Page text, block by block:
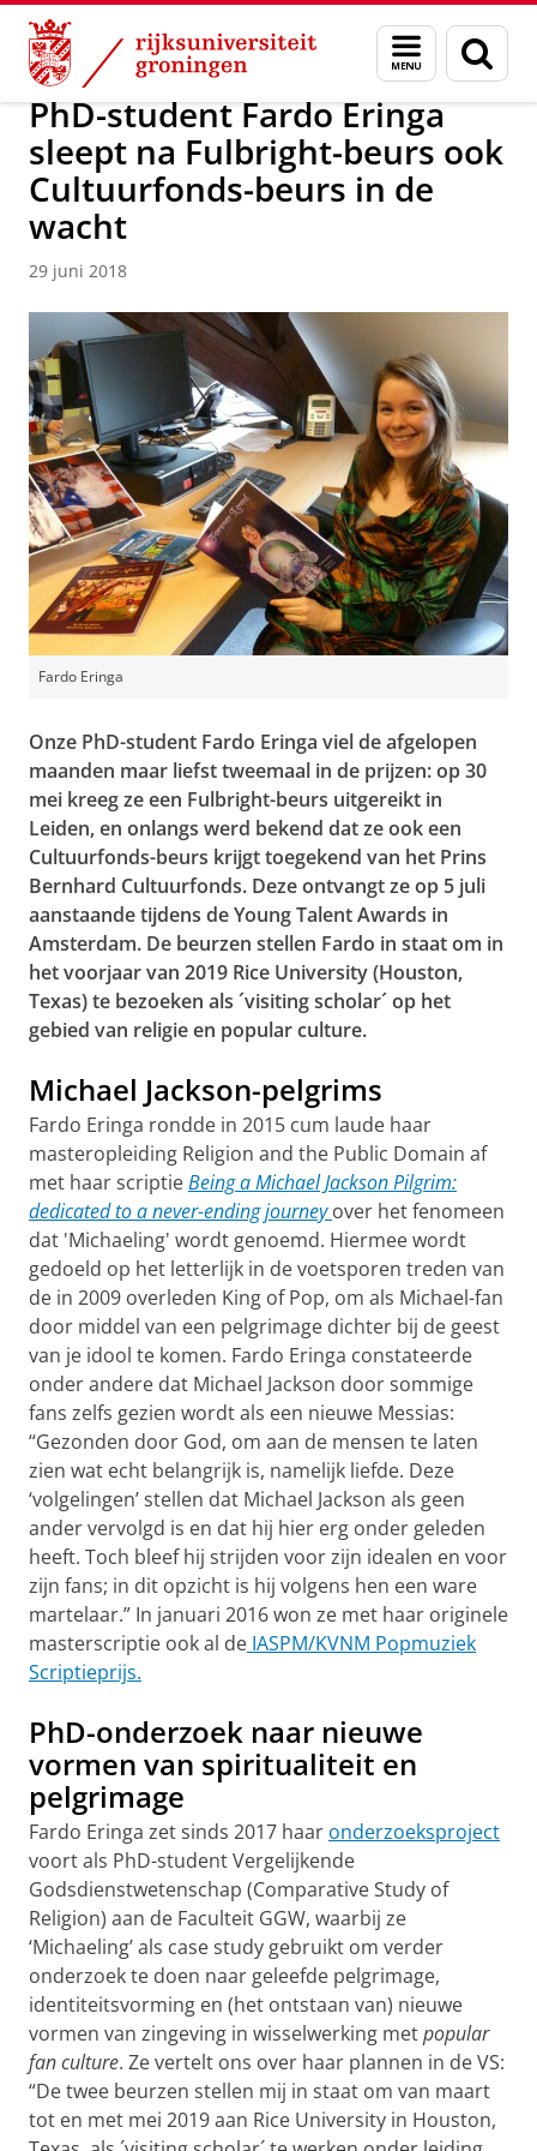
Skip
Content
Skip
Navigation
Menu
en
zoeken
Over ons Actueel Nieuws Nieuwsberichten
PhD-student Fardo Eringa
sleept na Fulbright-beurs ook
Cultuurfonds-beurs in de
wacht
29 juni 2018
Fardo Eringa
Onze PhD-student Fardo Eringa viel de afgelopen
maanden maar liefst tweemaal in de prijzen: op 30
mei kreeg ze een Fulbright-beurs uitgereikt in
Leiden, en onlangs werd bekend dat ze ook een
Cultuurfonds-beurs krijgt toegekend van het Prins
Bernhard Cultuurfonds. Deze ontvangt ze op 5 juli
aanstaande tijdens de Young Talent Awards in
Amsterdam. De beurzen stellen Fardo in staat om in
het voorjaar van 2019 Rice University (Houston,
Texas) te bezoeken als ´visiting scholar´ op het
gebied van religie en popular culture.
Michael Jackson-pelgrims
Fardo Eringa rondde in 2015 cum laude haar
masteropleiding Religion and the Public Domain af
met haar scriptieBeing a Michael Jackson Pilgrim:
dedicated to a never-ending journey over het fenomeen
dat 'Michaeling' wordt genoemd. Hiermee wordt
gedoeld op het letterlijk in de voetsporen treden van
de in 2009 overleden King of Pop, om als Michael-fan
door middel van een pelgrimage dichter bij de geest
van je idool te komen. Fardo Eringa constateerde
onder andere dat Michael Jackson door sommige
fans zelfs gezien wordt als een nieuwe Messias:
“Gezonden door God, om aan de mensen te laten
zien wat echt belangrijk is, namelijk liefde. Deze
‘volgelingen’ stellen dat Michael Jackson als geen
ander vervolgd is en dat hij hier erg onder geleden
heeft. Toch bleef hij strijden voor zijn idealen en voor
zijn fans; in dit opzicht is hij volgens hen een ware
martelaar.” In januari 2016 won ze met haar originele
masterscriptie ook al de IASPM/KVNM Popmuziek
Scriptieprijs.
PhD-onderzoek naar nieuwe
vormen van spiritualiteit en
pelgrimage
Fardo Eringa zet sinds 2017 haar onderzoeksproject
voort als PhD-student Vergelijkende
Godsdienstwetenschap (Comparative Study of
Religion) aan de Faculteit GGW, waarbij ze
‘Michaeling’ als case study gebruikt om verder
onderzoek te doen naar geleefde pelgrimage,
identiteitsvorming en (het ontstaan van) nieuwe
vormen van zingeving in wisselwerking metpopular
fan culture. Ze vertelt ons over haar plannen in de VS:
“De twee beurzen stellen mij in staat om van maart
tot en met mei 2019 aan Rice University in Houston,